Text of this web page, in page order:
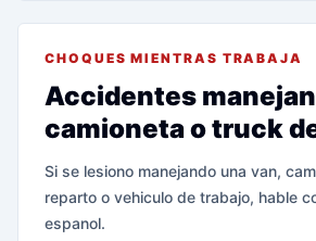
CHOQUES MIENTRAS TRABAJA
Accidentes
camioneta o truck
Si se lesiono manejando una van,
reparto o vehiculo de trabajo, hable
espanol.